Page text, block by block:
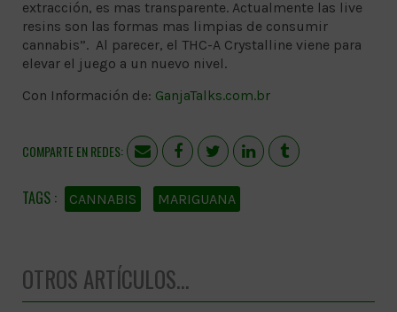
extracción, es mas transparente. Actualmente las live
resins son las formas mas limpias de consumir
cannabis”. Al parecer, el THC-A Crystalline viene para
elevar el juego a un nuevo nivel.
Con Información de: GanjaTalks.com.br
COMPARTE EN REDES:
CANNABIS MARIGUANA
OTROS ARTÍCULOS...